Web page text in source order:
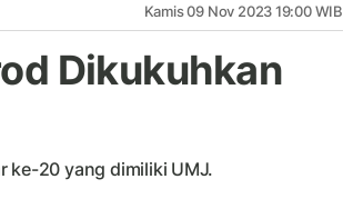
Kamis 09 Nov 2023 19:00 WIB
Dikukuhkan
ke-20 yang dimiliki UMJ.